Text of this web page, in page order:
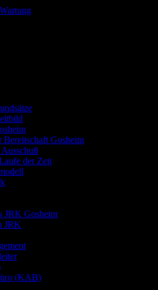
Wartung
Bereitschaft Gosheim
der Zeit
JRK Gosheim
JRK
(KAB)